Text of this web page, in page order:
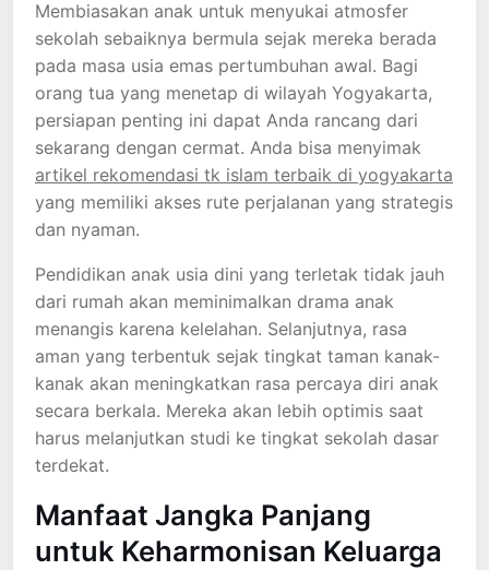
Membiasakan anak untuk menyukai atmosfer
sekolah sebaiknya bermula sejak mereka berada
pada masa usia emas pertumbuhan awal. Bagi
orang tua yang menetap di wilayah Yogyakarta,
persiapan penting ini dapat Anda rancang dari
sekarang dengan cermat. Anda bisa menyimak
artikel rekomendasi tk islam terbaik di yogyakarta
yang memiliki akses rute perjalanan yang strategis
dan nyaman.
Pendidikan anak usia dini yang terletak tidak jauh
dari rumah akan meminimalkan drama anak
menangis karena kelelahan. Selanjutnya, rasa
aman yang terbentuk sejak tingkat taman kanak-
kanak akan meningkatkan rasa percaya diri anak
secara berkala. Mereka akan lebih optimis saat
harus melanjutkan studi ke tingkat sekolah dasar
terdekat.
Manfaat Jangka Panjang
untuk Keharmonisan Keluarga